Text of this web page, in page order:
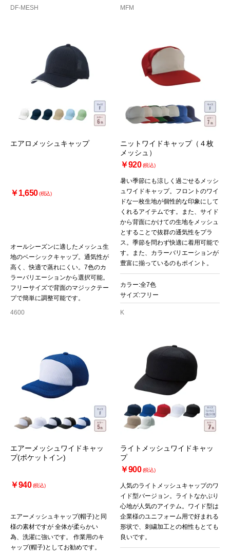
DF-MESH MFM
エアロメッシュキャップ
￥1,650(税込)
オールシーズンに適したメッシュ生
地のベーシックキャップ。通気性が
高く、快適で蒸れにくい。7色のカ
ラーバリエーションから選択可能。
フリーサイズで背面のマジックテー
プで簡単に調整可能です。
4600
ニットワイドキャップ（４枚
メッシュ）
￥920 (税込)
暑い季節にも涼しく過ごせるメッシ
ュワイドキャップ。フロントのワイ
ドな一枚生地が個性的な印象にして
くれるアイテムです。また、サイド
から背面にかけての生地をメッシュ
とすることで抜群の通気性をプラ
ス。季節を問わず快適に着用可能で
す。また、カラーバリエーションが
豊富に揃っているのもポイント。
カラー:全7色
サイズ:フリー
K
エアーメッシュワイドキャッ
プ(ポケットイン)
￥940 (税込)
エアーメッシュキャップ(帽子)と同
様の素材ですが 全体が柔らかい
為、洗濯に強いです。 作業用のキ
ャップ(帽子)としてお勧めです。
ライトメッシュワイドキャッ
プ
￥900 (税込)
人気のライトメッシュキャップのワ
イド型バージョン。ライトなかぶり
心地が人気のアイテム。ワイド型は
企業様のユニフォーム用で好まれる
形状で、刺繍加工との相性もとても
良いです。